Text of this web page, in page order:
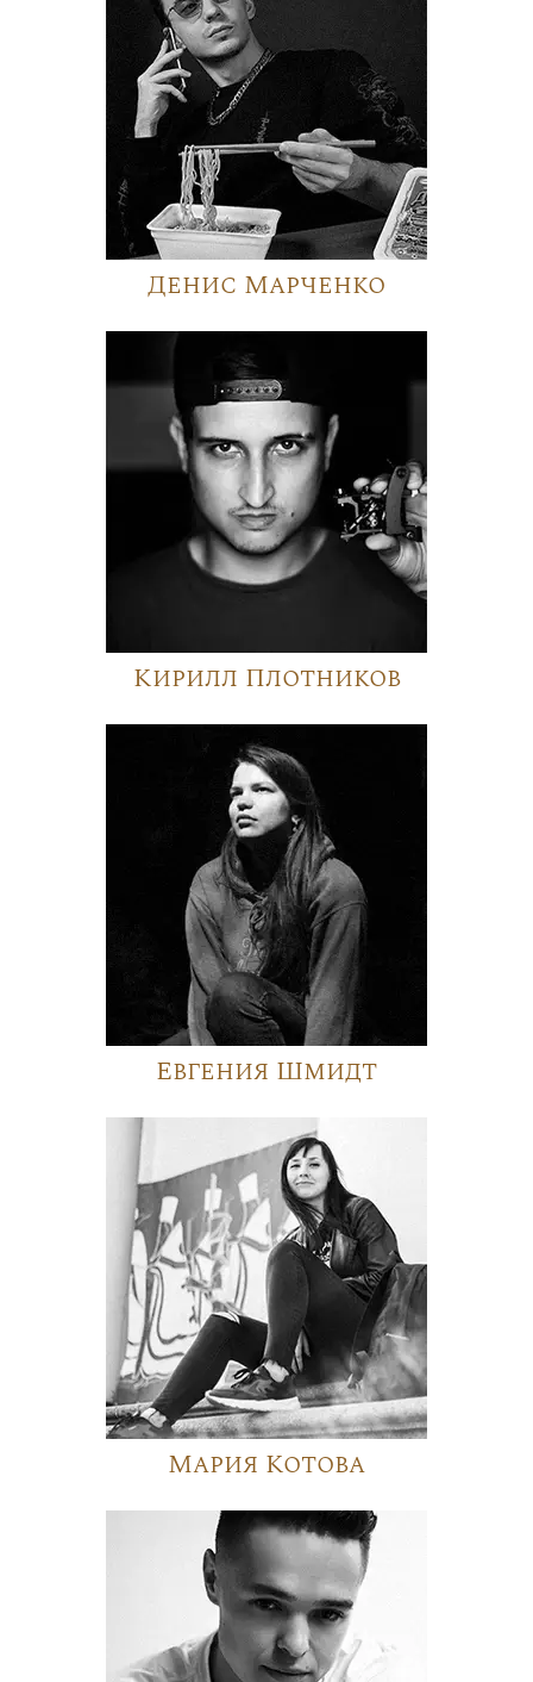
Денис Марченко
Кирилл Плотников
Евгения Шмидт
Мария Котова